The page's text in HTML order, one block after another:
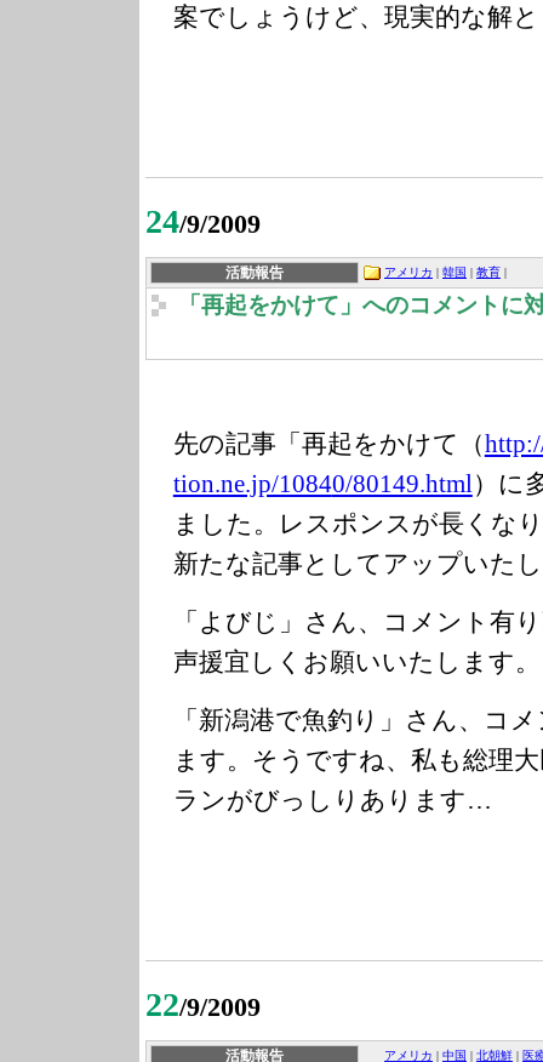
案でしょうけど、現実的な解
24/9/2009
活動報告 アメリカ | 韓国 | 教育 |
「再起をかけて」へのコメントに
先の記事「再起をかけて（
tion.ne.jp/10840/80149.html）に
ました。レスポンスが長くな
新たな記事としてアップいた
「よびじ」さん、コメント有
声援宜しくお願いいたします。
「新潟港で魚釣り」さん、コ
ます。そうですね、私も総理
ランがびっしりあります…
22/9/2009
活動報告 アメリカ | 中国 | 北朝鮮 | 医